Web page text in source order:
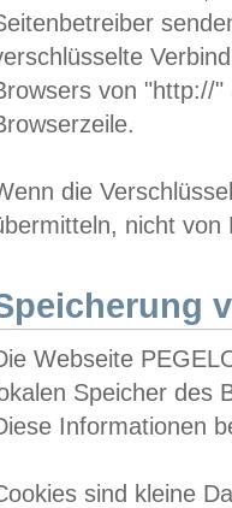
von "http://
die
nicht von
Webseite
Speicher des
Informationen
sind kleine